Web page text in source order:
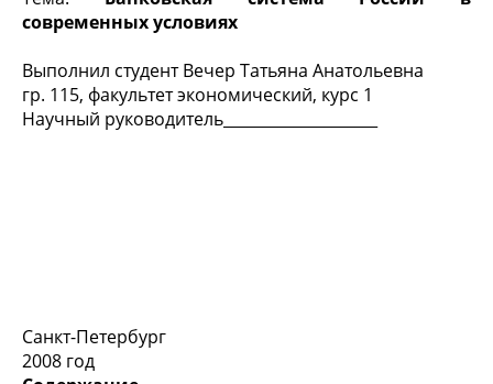
современных условиях
Выполнил студент Вечер Татьяна Анатольевна
гр. 115, факультет экономический, курс 1
Научный руководитель____________________
Санкт-Петербург
2008 год